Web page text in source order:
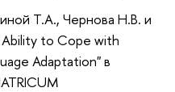
Т.А., Чернова Н.В. и
to Cope with
Adaptation" в